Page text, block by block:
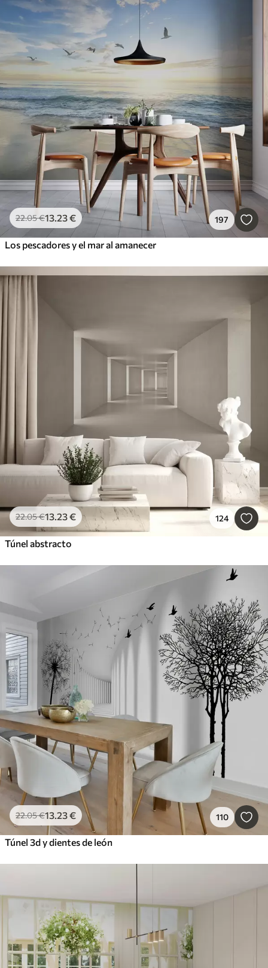
22.05€13.23€ 197
Los pescadores y el mar al amanecer
22.05€13.23€ 124
Túnel abstracto
22.05€13.23€ 110
Túnel 3d y dientes de león